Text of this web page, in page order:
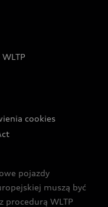
w Warszawie
w
WLTP
cookies
pojazdy
muszą być
procedurą WLTP